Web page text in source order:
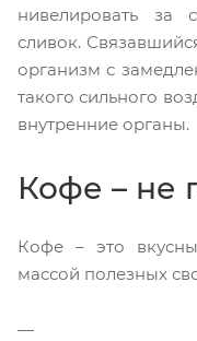
нивелировать за
сливок.
организм с
такого сильного
внутренние органы.
Кофе – не
Кофе – это
массой полезных